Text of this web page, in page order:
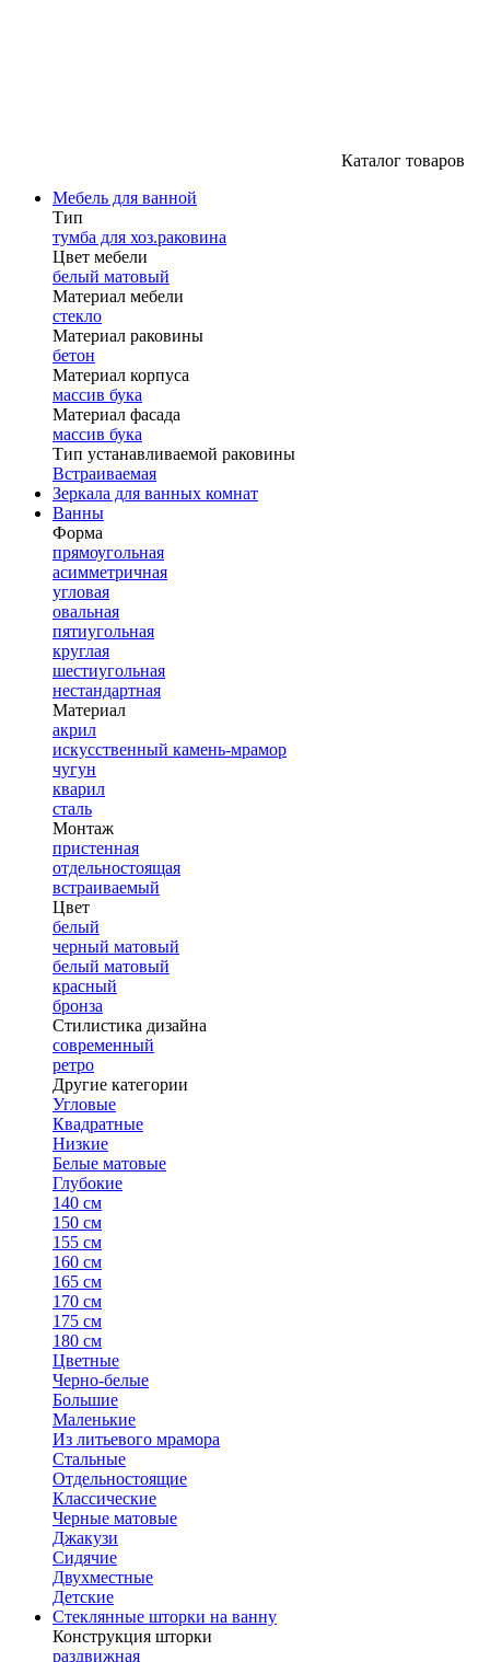
Каталог товаров
Мебель для ванной
Тип
тумба для хоз.раковина
Цвет мебели
белый матовый
Материал мебели
стекло
Материал раковины
бетон
Материал корпуса
массив бука
Материал фасада
массив бука
Тип устанавливаемой раковины
Встраиваемая
Зеркала для ванных комнат
Ванны
Форма
прямоугольная
асимметричная
угловая
овальная
пятиугольная
круглая
шестиугольная
нестандартная
Материал
акрил
искусственный камень-мрамор
чугун
кварил
сталь
Монтаж
пристенная
отдельностоящая
встраиваемый
Цвет
белый
черный матовый
белый матовый
красный
бронза
Стилистика дизайна
современный
ретро
Другие категории
Угловые
Квадратные
Низкие
Белые матовые
Глубокие
140 см
150 см
155 см
160 см
165 см
170 см
175 см
180 см
Цветные
Черно-белые
Большие
Маленькие
Из литьевого мрамора
Стальные
Отдельностоящие
Классические
Черные матовые
Джакузи
Сидячие
Двухместные
Детские
Стеклянные шторки на ванну
Конструкция шторки
раздвижная